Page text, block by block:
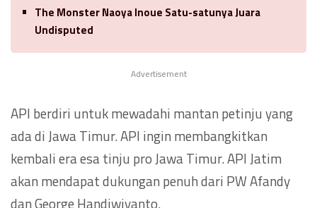
The Monster Naoya Inoue Satu-satunya Juara
Undisputed
Advertisement
API berdiri untuk mewadahi mantan petinju yang
ada di Jawa Timur. API ingin membangkitkan
kembali era esa tinju pro Jawa Timur. API Jatim
akan mendapat dukungan penuh dari PW Afandy
dan George Handiwiyanto.